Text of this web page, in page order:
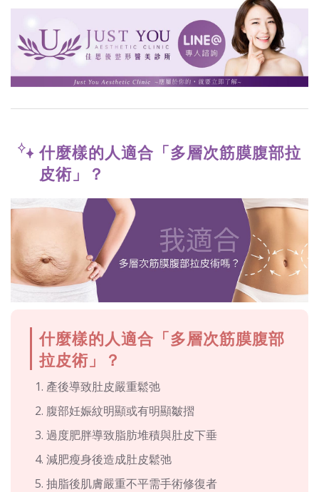
什麼樣的人適合「多層次筋膜腹部拉
皮術」？
什麼樣的人適合「多層次筋膜腹部
拉皮術」？
產後導致肚皮嚴重鬆弛
腹部妊娠紋明顯或有明顯皺摺
過度肥胖導致脂肪堆積與肚皮下垂
減肥瘦身後造成肚皮鬆弛
抽脂後肌膚嚴重不平需手術修復者